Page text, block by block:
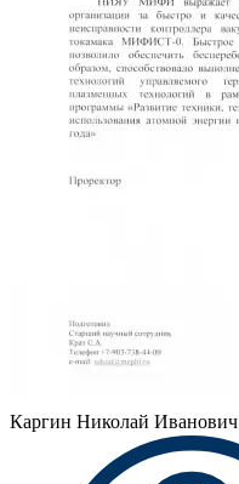
Каргин Николай Иванович